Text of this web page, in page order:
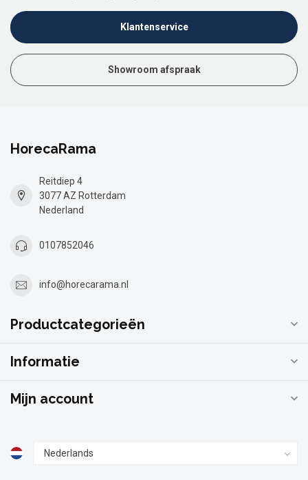
Klantenservice
Showroom afspraak
HorecaRama
Reitdiep 4
3077 AZ Rotterdam
Nederland
0107852046
info@horecarama.nl
Productcategorieën
Informatie
Mijn account